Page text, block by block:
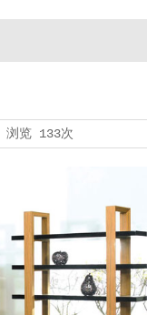
浏览 133次